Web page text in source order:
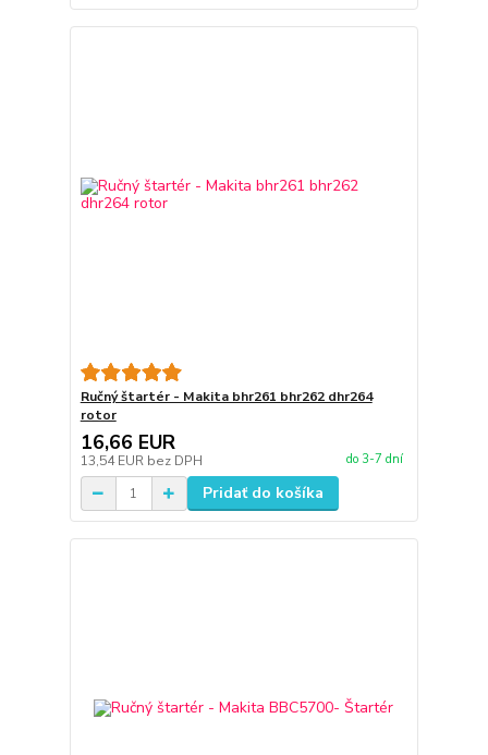
Ručný štartér - Makita bhr261 bhr262 dhr264
rotor
16,66 EUR
13,54 EUR bez DPH do 3-7 dní
Pridať do košíka